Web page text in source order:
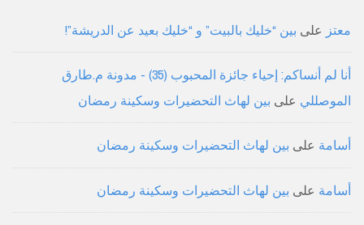
معتز على بين “خليك بالبيت” و “خليك بعيد عن الدريشة”!
أنا لم أنساكم: إحياء جائزة المحبوب (35) - مدونة م.طارق
الموصللي على بين لهاث التحضيرات وسكينة رمضان
أسامة على بين لهاث التحضيرات وسكينة رمضان
أسامة على بين لهاث التحضيرات وسكينة رمضان